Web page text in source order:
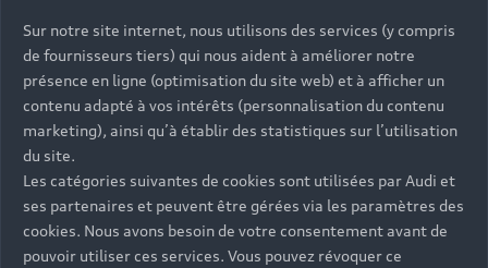
Sur notre site internet, nous utilisons des services (y compris
de fournisseurs tiers) qui nous aident à améliorer notre
présence en ligne (optimisation du site web) et à afficher un
contenu adapté à vos intérêts (personnalisation du contenu
marketing), ainsi qu’à établir des statistiques sur l’utilisation
du site.
Les catégories suivantes de cookies sont utilisées par Audi et
ses partenaires et peuvent être gérées via les paramètres des
cookies. Nous avons besoin de votre consentement avant de
pouvoir utiliser ces services. Vous pouvez révoquer ce